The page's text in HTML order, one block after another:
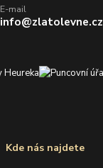
Kde nás najdete
E-mail
info@zlatolevne.cz